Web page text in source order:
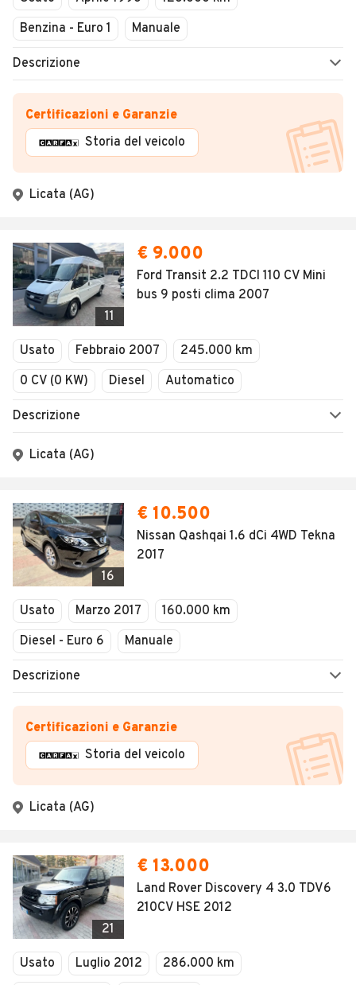
Benzina - Euro 1
Manuale
Descrizione
Certificazioni e Garanzie
Storia del veicolo
Licata (AG)
11
€ 9.000
Ford Transit 2.2 TDCI 110 CV Mini
bus 9 posti clima 2007
Usato Febbraio 2007
245.000 km
0 CV (0 KW)
Diesel Automatico
Descrizione
Licata (AG)
16
€ 10.500
Nissan Qashqai 1.6 dCi 4WD Tekna
2017
Usato Marzo 2017
160.000 km
Diesel - Euro 6
Manuale
Descrizione
Certificazioni e Garanzie
Storia del veicolo
Licata (AG)
21
€ 13.000
Land Rover Discovery 4 3.0 TDV6
210CV HSE 2012
Usato Luglio 2012
286.000 km